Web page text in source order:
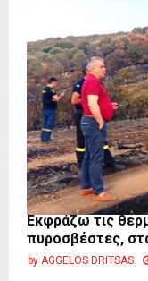
Εκφράζω τις
πυροσβέστες,
by AGGELOS DRITSAS